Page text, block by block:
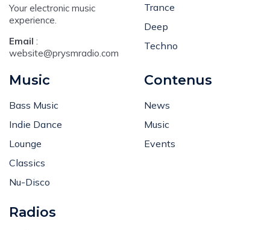
Your electronic music
experience.
Email :
website@prysmradio.com
Trance
Deep
Techno
Music
Bass Music
Indie Dance
Lounge
Classics
Nu-Disco
Contenus
News
Music
Events
Radios